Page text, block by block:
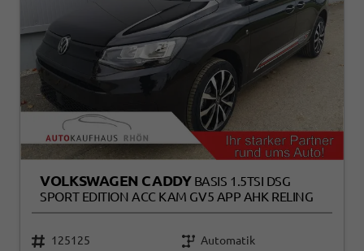
VOLKSWAGEN CADDY BASIS 1.5TSI DSG
SPORT EDITION ACC KAM GV5 APP AHK RELING
125125
Automatik